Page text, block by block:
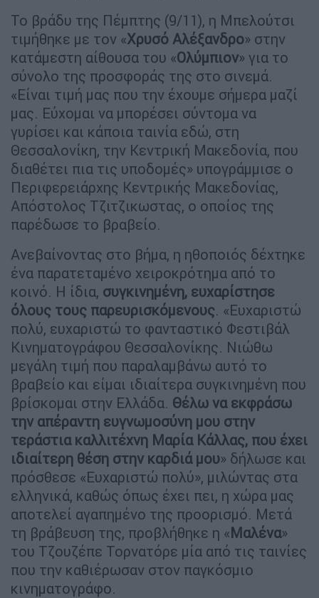
Το βράδυ της Πέμπτης (9/11), η Μπελούτσι
τιμήθηκε με τον «Χρυσό Αλέξανδρο» στην
κατάμεστη αίθουσα του «Ολύμπιον» για το
σύνολο της προσφοράς της στο σινεμά.
«Είναι τιμή μας που την έχουμε σήμερα μαζί
μας. Εύχομαι να μπορέσει σύντομα να
γυρίσει και κάποια ταινία εδώ, στη
Θεσσαλονίκη, την Κεντρική Μακεδονία, που
διαθέτει πια τις υποδομές» υπογράμμισε ο
Περιφερειάρχης Κεντρικής Μακεδονίας,
Απόστολος Τζιτζικωστας, ο οποίος της
παρέδωσε το βραβείο.
Ανεβαίνοντας στο βήμα, η ηθοποιός δέχτηκε
ένα παρατεταμένο χειροκρότημα από το
κοινό. Η ίδια, συγκινημένη, ευχαρίστησε
όλους τους παρευρισκόμενους. «Ευχαριστώ
πολύ, ευχαριστώ το φανταστικό Φεστιβάλ
Κινηματογράφου Θεσσαλονίκης. Νιώθω
μεγάλη τιμή που παραλαμβάνω αυτό το
βραβείο και είμαι ιδιαίτερα συγκινημένη που
βρίσκομαι στην Ελλάδα. Θέλω να εκφράσω
την απέραντη ευγνωμοσύνη μου στην
τεράστια καλλιτέχνη Μαρία Κάλλας, που έχει
ιδιαίτερη θέση στην καρδιά μου» δήλωσε και
πρόσθεσε «Ευχαριστώ πολύ», μιλώντας στα
ελληνικά, καθώς όπως έχει πει, η χώρα μας
αποτελεί αγαπημένο της προορισμό. Μετά
τη βράβευση της, προβλήθηκε η «Μαλένα»
του Tζουζέπε Τορνατόρε μία από τις ταινίες
που την καθιέρωσαν στον παγκόσμιο
κινηματογράφο.